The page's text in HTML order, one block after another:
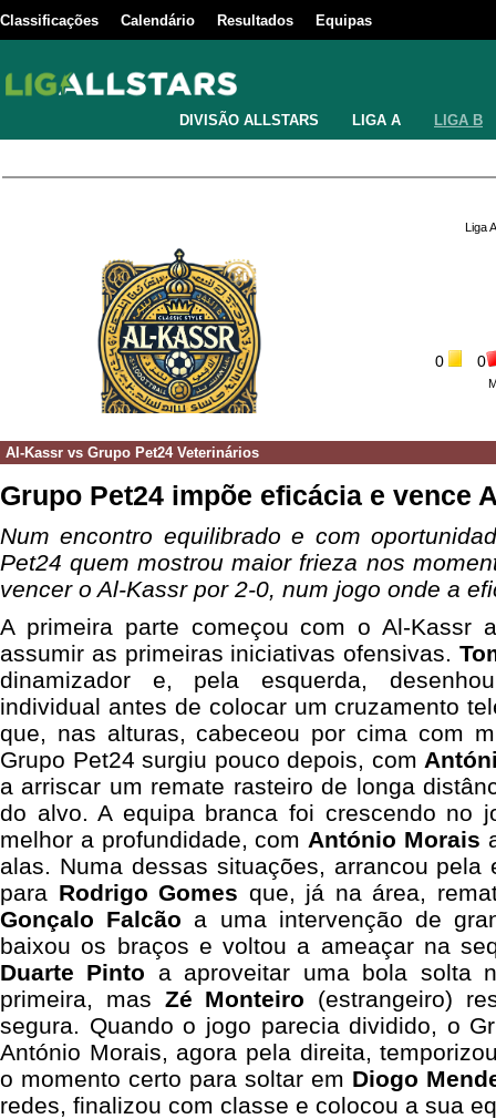
Classificações Calendário Resultados Equipas
DIVISÃO ALLSTARS LIGA A LIGA B
Liga
0 0
Al-Kassr vs Grupo Pet24 Veterinários
Grupo Pet24 impõe eficácia e vence
Num encontro equilibrado e com
Pet24 quem mostrou maior frieza nos
vencer o Al-Kassr por 2-0, num jogo onde a
A primeira parte começou com o Al-Kassr
assumir as primeiras iniciativas ofensivas.
dinamizador e, pela esquerda,
individual antes de colocar um cruzamento
que, nas alturas, cabeceou por cima com
Grupo Pet24 surgiu pouco depois, com
a arriscar um remate rasteiro de longa
do alvo. A equipa branca foi crescendo no
melhor a profundidade, com António Morais
alas. Numa dessas situações, arrancou pela
para Rodrigo Gomes que, já na área,
Gonçalo Falcão a uma intervenção de
baixou os braços e voltou a ameaçar na
Duarte Pinto a aproveitar uma bola solta
primeira, mas Zé Monteiro (estrangeiro)
segura. Quando o jogo parecia dividido, o
António Morais, agora pela direita,
o momento certo para soltar em Diogo
redes, finalizou com classe e colocou a sua